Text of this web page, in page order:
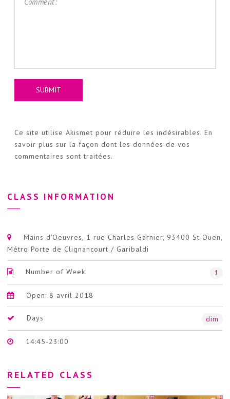
Ce site utilise Akismet pour réduire les indésirables. En
savoir plus sur la façon dont les données de vos
commentaires sont traitées.
CLASS INFORMATION
Mains d'Oeuvres, 1 rue Charles Garnier, 93400 St Ouen,
Métro Porte de Clignancourt / Garibaldi
Number of Week 1
Open: 8 avril 2018
Days dim
14:45-23:00
RELATED CLASS